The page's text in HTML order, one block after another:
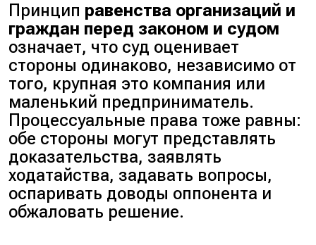
Принцип равенства организаций и
граждан перед законом и судом
означает, что суд оценивает
стороны одинаково, независимо от
того, крупная это компания или
маленький предприниматель.
Процессуальные права тоже равны:
обе стороны могут представлять
доказательства, заявлять
ходатайства, задавать вопросы,
оспаривать доводы оппонента и
обжаловать решение.